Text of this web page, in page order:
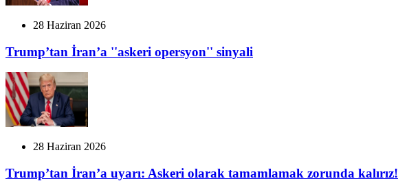
28 Haziran 2026
Trump’tan İran’a ''askeri opersyon'' sinyali
28 Haziran 2026
Trump’tan İran’a uyarı: Askeri olarak tamamlamak zorunda kalırız!